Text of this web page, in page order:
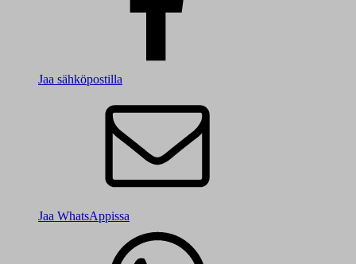
Jaa sähköpostilla
Jaa WhatsAppissa